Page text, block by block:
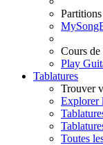
Partitions
Cours de
Play
Tablatures
Trouver
Explorer
Toutes